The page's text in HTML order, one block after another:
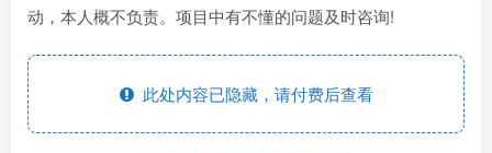
动，本人概不负责。项目中有不懂的问题及时咨询!
此处内容已隐藏，请付费后查看